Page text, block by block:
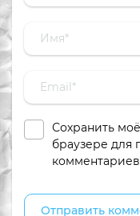
Сохранить
браузере для